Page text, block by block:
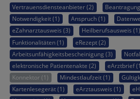
Vertrauensdiensteanbieter (2)
Notwendigkeit (1)
Anspruch (1)
eZahnarztausweis (3)
Heilberufsausweis (1)
Funktionalitäten (1)
eRezept (2)
Arbeitsunfähigkeitsbescheinigung (3)
elektronische Patientenakte (2)
eArztbrief
Konnektor (1)
Mindestlaufzeit (1)
Kartenlesegerät (1)
eArztausweis (1)